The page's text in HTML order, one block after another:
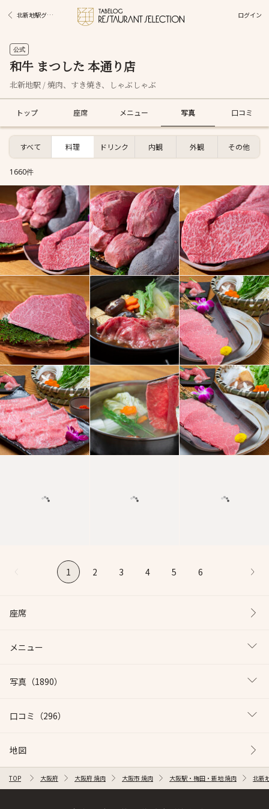
北新地駅グルメ ログイン
公式
和牛 まつした 本通り店
北新地駅 / 焼肉、すき焼き、しゃぶしゃぶ
トップ 座席 メニュー 写真 口コミ
すべて 料理 ドリンク 内観 外観 その他
1660件
1 2 3 4 5 6
座席
メニュー
写真 （1890）
口コミ （296）
地図
TOP 大阪府 大阪府 焼肉 大阪市 焼肉 大阪駅・梅田・新地 焼肉 北新